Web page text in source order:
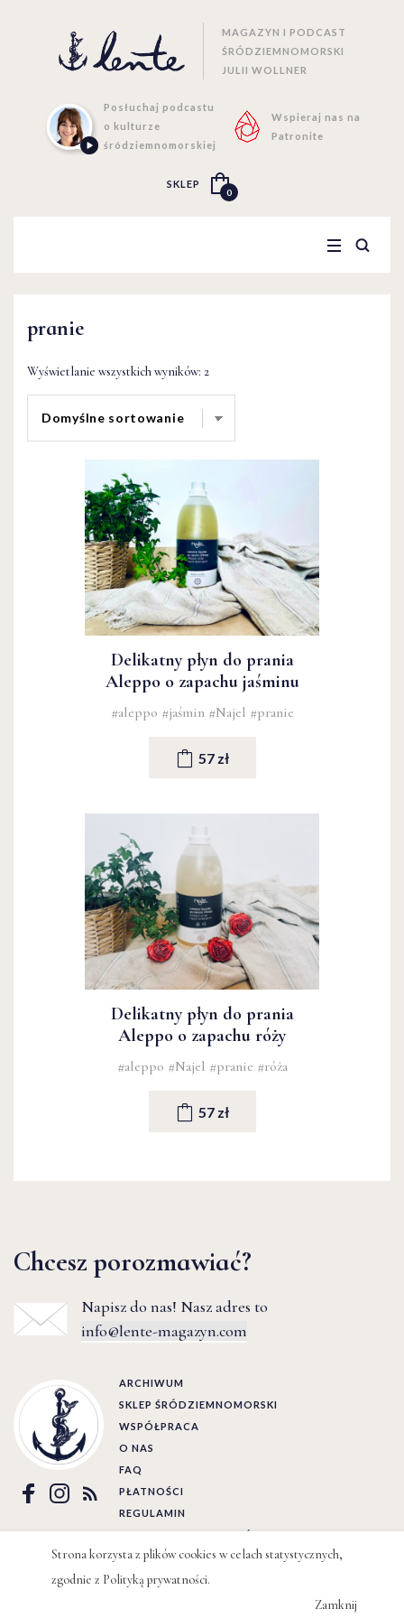
MAGAZYN I PODCAST
ŚRÓDZIEMNOMORSKI
JULII WOLLNER
Posłuchaj podcastu
o kulturze
śródziemnomorskiej
Wspieraj nas na
Patronite
SKLEP
0
pranie
Wyświetlanie wszystkich wyników: 2
Delikatny płyn do prania
Aleppo o zapachu jaśminu
#aleppo #jaśmin #Najel #pranie
57 zł
Delikatny płyn do prania
Aleppo o zapachu róży
#aleppo #Najel #pranie #róża
57 zł
Chcesz porozmawiać?
Napisz do nas! Nasz adres to
info@lente-magazyn.com
ARCHIWUM
SKLEP ŚRÓDZIEMNOMORSKI
WSPÓŁPRACA
O NAS
FAQ
PŁATNOŚCI
REGULAMIN
POLITYKA PRYWATNOŚCI
Strona korzysta z plików cookies w celach statystycznych,
zgodnie z Polityką prywatności.
Zamknij